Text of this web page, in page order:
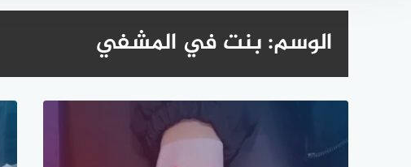
الوسم:بنت في المشفي